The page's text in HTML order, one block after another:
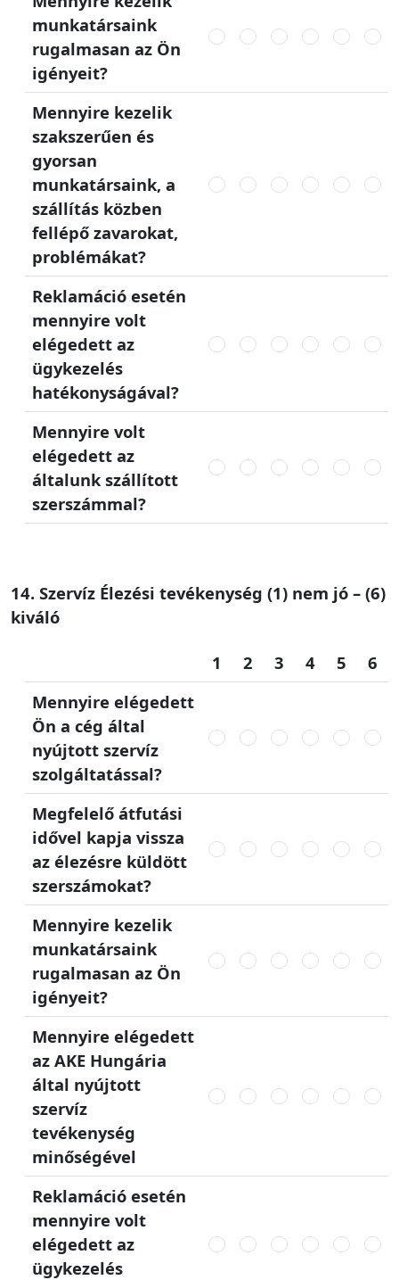
munkatársaink
rugalmasan az Ön
igényeit?
Mennyire kezelik
szakszerűen és
gyorsan
munkatársaink, a
szállítás közben
fellépő zavarokat,
problémákat?
Reklamáció esetén
mennyire volt
elégedett az
ügykezelés
hatékonyságával?
Mennyire volt
elégedett az
általunk szállított
szerszámmal?
14. Szervíz Élezési tevékenység (1) nem jó – (6)
kiváló
1 2 3 4 5
6
Mennyire elégedett
Ön a cég által
nyújtott szervíz
szolgáltatással?
Megfelelő átfutási
idővel kapja vissza
az élezésre küldött
szerszámokat?
Mennyire kezelik
munkatársaink
rugalmasan az Ön
igényeit?
Mennyire elégedett
az AKE Hungária
által nyújtott
szervíz
tevékenység
minőségével
Reklamáció esetén
mennyire volt
elégedett az
ügykezelés